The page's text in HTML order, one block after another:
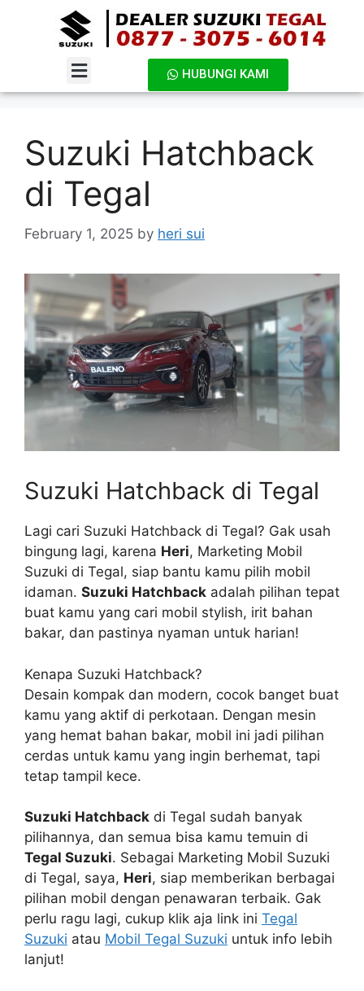
HUBUNGI KAMI
Suzuki Hatchback
di Tegal
February 1, 2025 by heri sui
Suzuki Hatchback di Tegal
Lagi cari Suzuki Hatchback di Tegal? Gak usah
bingung lagi, karena Heri, Marketing Mobil
Suzuki di Tegal, siap bantu kamu pilih mobil
idaman. Suzuki Hatchback adalah pilihan tepat
buat kamu yang cari mobil stylish, irit bahan
bakar, dan pastinya nyaman untuk harian!
Kenapa Suzuki Hatchback?
Desain kompak dan modern, cocok banget buat
kamu yang aktif di perkotaan. Dengan mesin
yang hemat bahan bakar, mobil ini jadi pilihan
cerdas untuk kamu yang ingin berhemat, tapi
tetap tampil kece.
Suzuki Hatchback di Tegal sudah banyak
pilihannya, dan semua bisa kamu temuin di
Tegal Suzuki. Sebagai Marketing Mobil Suzuki
di Tegal, saya, Heri, siap memberikan berbagai
pilihan mobil dengan penawaran terbaik. Gak
perlu ragu lagi, cukup klik aja link ini Tegal
Suzuki atau Mobil Tegal Suzuki untuk info lebih
lanjut!